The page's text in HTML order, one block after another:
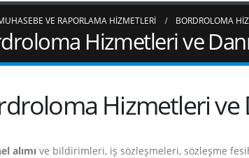
VE RAPORLAMA HIZMETLERI BORDROLOMA
Hizmetleri ve
Hizmetleri ve
alımı ve bildirimleri, iş sözleşmeleri, sözleşme